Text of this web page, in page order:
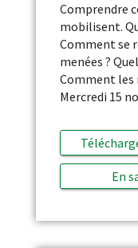
Comprendre
mobilisent.
Comment se
menées ?
Comment les
Mercredi 15
En